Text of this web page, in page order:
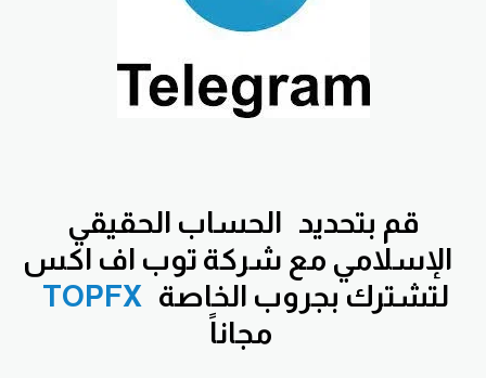
قم بتحديد الحساب الحقيقي
الإسلامي مع شركة توب اف اكس
TOPFX